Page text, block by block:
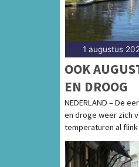
1 augustus
OOK
EN DROOG
NEDERLAND – De
en droge weer zich
temperaturen al flink